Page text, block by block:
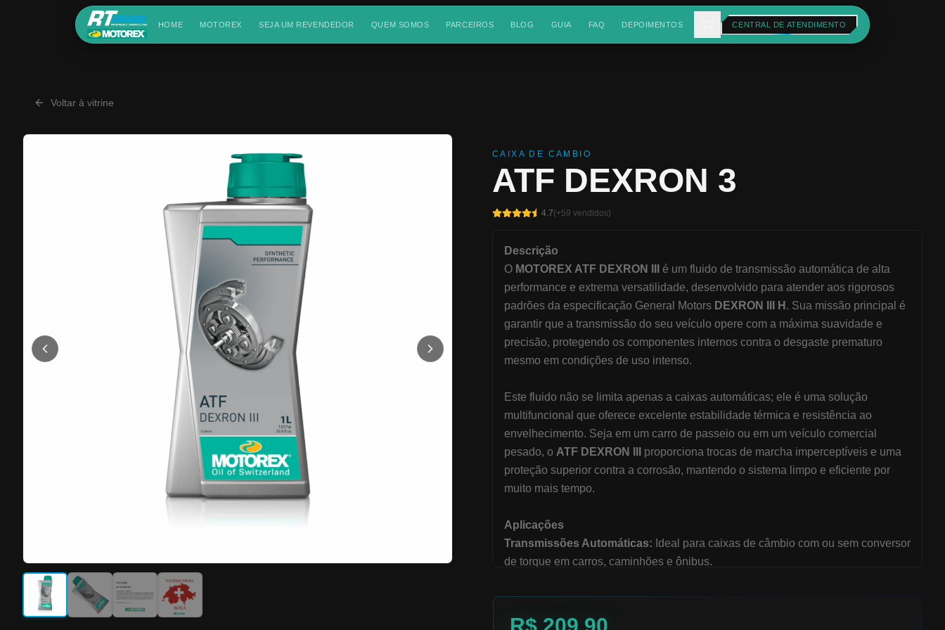
HOME MOTOREX SEJA UM REVENDEDOR QUEM SOMOS PARCEIROS BLOG GUIA FAQ DEPOIMENTOS CENTRAL DE ATENDIMENTO
Voltar à vitrine
CAIXA DE CAMBIO
ATF DEXRON 3
4.7(+59 vendidos)
Descrição
O MOTOREX ATF DEXRON III
é um fluido de transmissão automática de alta
performance e extrema versatilidade, desenvolvido para atender aos rigorosos
padrões da especificação General Motors DEXRON III H . Sua missão principal é
garantir que a transmissão do seu veículo opere com a máxima suavidade e
precisão, protegendo os componentes internos contra o desgaste prematuro
mesmo em condições de uso intenso.
Este fluido não se limita apenas a caixas automáticas; ele é uma solução
multifuncional que oferece excelente estabilidade térmica e resistência ao
envelhecimento. Seja em um carro de passeio ou em um veículo comercial
pesado, o ATF DEXRON III
proporciona trocas de marcha imperceptíveis e uma
proteção superior contra a corrosão, mantendo o sistema limpo e eficiente por
muito mais tempo.
Aplicações
Transmissões Automáticas: Ideal para caixas de câmbio com ou sem conversor
de torque em carros, caminhões e ônibus.
alta fluidez e proteção contra o desgaste.
Transmissões Manuais Específicas: